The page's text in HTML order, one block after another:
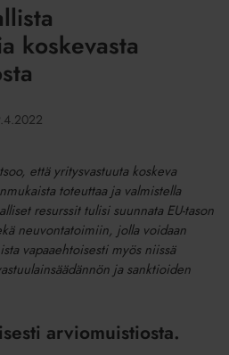
koskevasta
että yritysvastuuta koskeva
toteuttaa ja valmistella
resurssit tulisi suunnata EU-tason
neuvontatoimiin, jolla voidaan
vapaaehtoisesti myös niissä
ja sanktioiden
arviomuistiosta.